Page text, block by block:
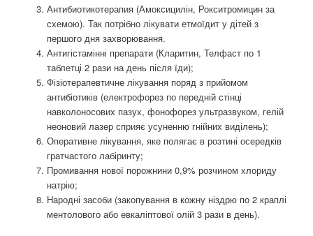
Антибиотикотерапия (Амоксицилін, Рокситромицин за
схемою). Так потрібно лікувати етмоїдит у дітей з
першого дня захворювання.
Антигістамінні препарати (Кларитин, Телфаст по 1
таблетці 2 рази на день після їди);
Фізіотерапевтичне лікування поряд з прийомом
антибіотиків (електрофорез по передній стінці
навколоносових пазух, фонофорез ультразвуком, гелій
неоновий лазер сприяє усуненню гнійних виділень);
Оперативне лікування, яке полягає в розтині осередків
гратчастого лабіринту;
Промивання нової порожнини 0,9% розчином хлориду
натрію;
Народні засоби (закопування в кожну ніздрю по 2 краплі
ментолового або евкаліптової олій 3 рази в день).